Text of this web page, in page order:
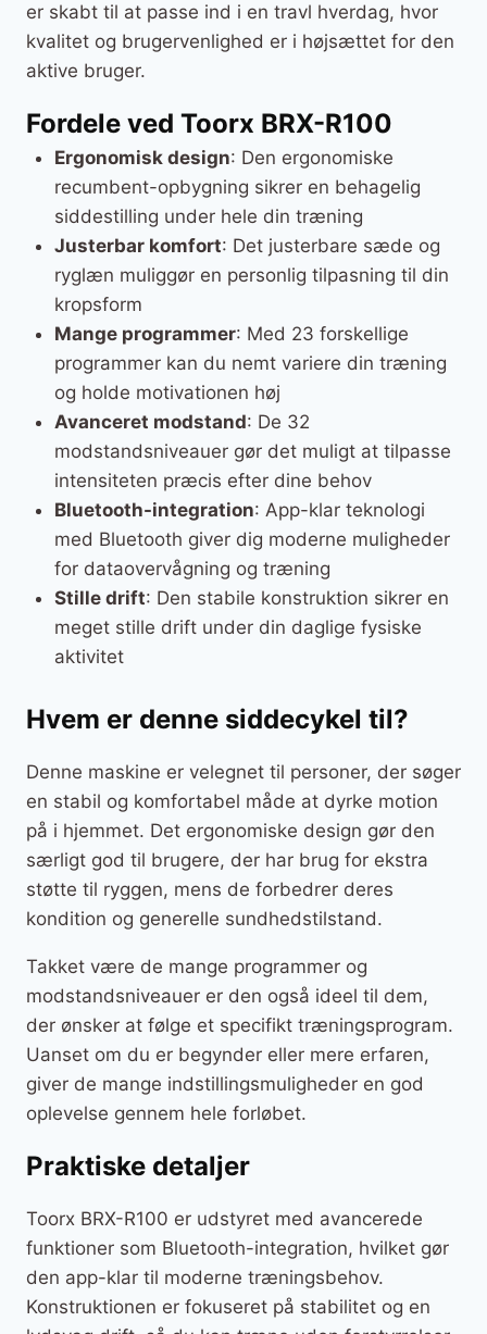
er skabt til at passe ind i en travl hverdag, hvor
kvalitet og brugervenlighed er i højsættet for den
aktive bruger.
Fordele ved Toorx BRX-R100
Ergonomisk design: Den ergonomiske
recumbent-opbygning sikrer en behagelig
siddestilling under hele din træning
Justerbar komfort: Det justerbare sæde og
ryglæn muliggør en personlig tilpasning til din
kropsform
Mange programmer: Med 23 forskellige
programmer kan du nemt variere din træning
og holde motivationen høj
Avanceret modstand: De 32
modstandsniveauer gør det muligt at tilpasse
intensiteten præcis efter dine behov
Bluetooth-integration: App-klar teknologi
med Bluetooth giver dig moderne muligheder
for dataovervågning og træning
Stille drift: Den stabile konstruktion sikrer en
meget stille drift under din daglige fysiske
aktivitet
Hvem er denne siddecykel til?
Denne maskine er velegnet til personer, der søger
en stabil og komfortabel måde at dyrke motion
på i hjemmet. Det ergonomiske design gør den
særligt god til brugere, der har brug for ekstra
støtte til ryggen, mens de forbedrer deres
kondition og generelle sundhedstilstand.
Takket være de mange programmer og
modstandsniveauer er den også ideel til dem,
der ønsker at følge et specifikt træningsprogram.
Uanset om du er begynder eller mere erfaren,
giver de mange indstillingsmuligheder en god
oplevelse gennem hele forløbet.
Praktiske detaljer
Toorx BRX-R100 er udstyret med avancerede
funktioner som Bluetooth-integration, hvilket gør
den app-klar til moderne træningsbehov.
Konstruktionen er fokuseret på stabilitet og en